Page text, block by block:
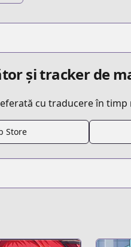
series/
și tracker de
cu traducere în
Store